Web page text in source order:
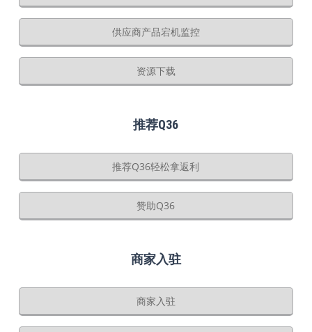
供应商产品宕机监控
资源下载
推荐Q36
推荐Q36轻松拿返利
赞助Q36
商家入驻
商家入驻